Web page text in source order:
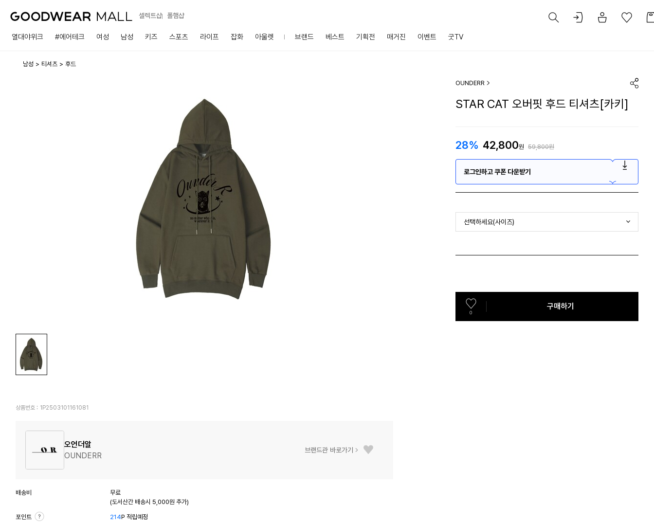
셀렉트샵 폴햄샵
열대야위크 #에어테크 여성 남성 키즈 스포츠 라이프 잡화 아울렛 브랜드 베스트 기획전 매거진 이벤트 굿TV
남성 티셔츠 후드
상품번호 : 1P2503101161081
오언더알
OUNDERR
브랜드관 바로가기
배송비
무료
(도서산간 배송시 5,000원 추가)
포인트 214P 적립예정
OUNDERR
STAR CAT 오버핏 후드 티셔츠[카키]
28% 42,800원 59,800원
로그인하고 쿠폰 다운받기
선택하세요(사이즈)
0
구매하기